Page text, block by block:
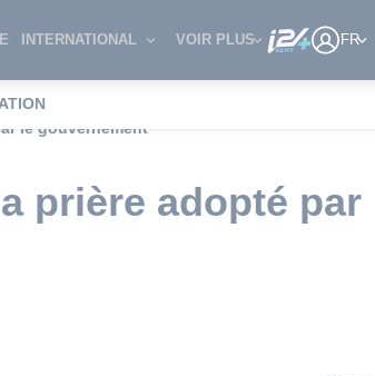
INTERNATIONAL VOIR PLUS FR
le gouvernement
prière adopté par